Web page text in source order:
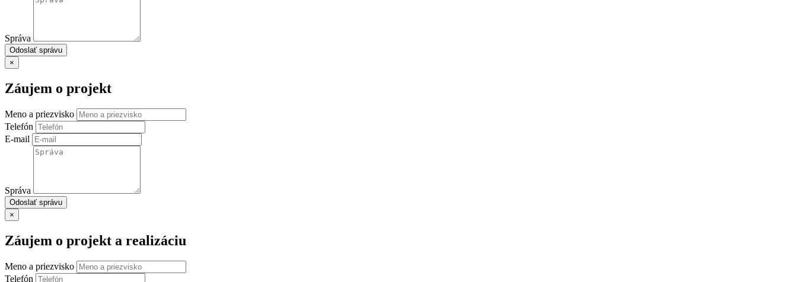
Správa
Odoslať správu
×
Záujem o projekt
Meno a priezvisko
Telefón
E-mail
Správa
Odoslať správu
×
Záujem o projekt a realizáciu
Meno a priezvisko
Telefón